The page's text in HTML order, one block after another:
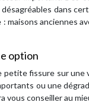
dans
anciennes
option
fissure sur
ou une
vous conseiller au